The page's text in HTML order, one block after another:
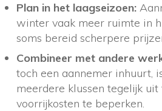
Plan in het laagseizoen:
winter vaak meer ruimte in
soms bereid scherpere
Combineer met andere
toch een aannemer inhuurt,
meerdere klussen tegelijk
voorrijkosten te beperken.